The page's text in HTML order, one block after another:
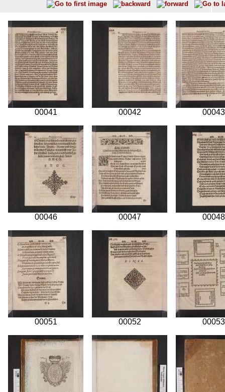
00041 00042 00043
00046 00047 00048
00051 00052 00053